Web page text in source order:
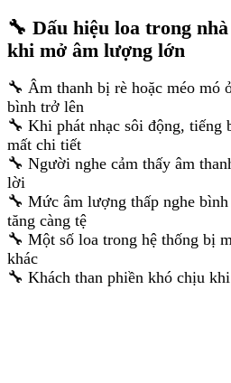
🔧 Dấu hiệu loa trong
khi mở âm lượng lớn
🔧 Âm thanh bị rè hoặc méo mó
bình trở lên
🔧 Khi phát nhạc sôi động, tiếng
mất chi tiết
🔧 Người nghe cảm thấy âm
lời
🔧 Mức âm lượng thấp nghe
tăng càng tệ
🔧 Một số loa trong hệ thống bị
khác
🔧 Khách than phiền khó chịu